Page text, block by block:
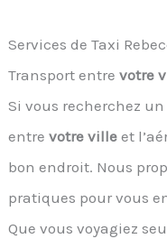
Services de Taxi
Transport entrevotre
Si vous recherchez
entrevotre ville et
bon endroit. Nous
pratiques pour vous
Que vous voyagiez